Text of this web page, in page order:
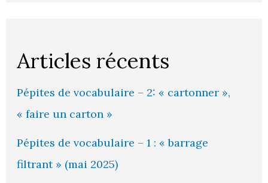
Articles récents
Pépites de vocabulaire – 2: « cartonner »,
« faire un carton »
Pépites de vocabulaire – 1 : « barrage
filtrant » (mai 2025)